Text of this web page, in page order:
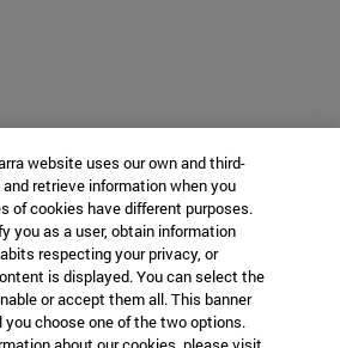
website uses our own and third-
retrieve information when you
of cookies have different purposes.
you as a user, obtain information
respecting your privacy, or
is displayed. You can select the
or accept them all. This banner
choose one of the two options.